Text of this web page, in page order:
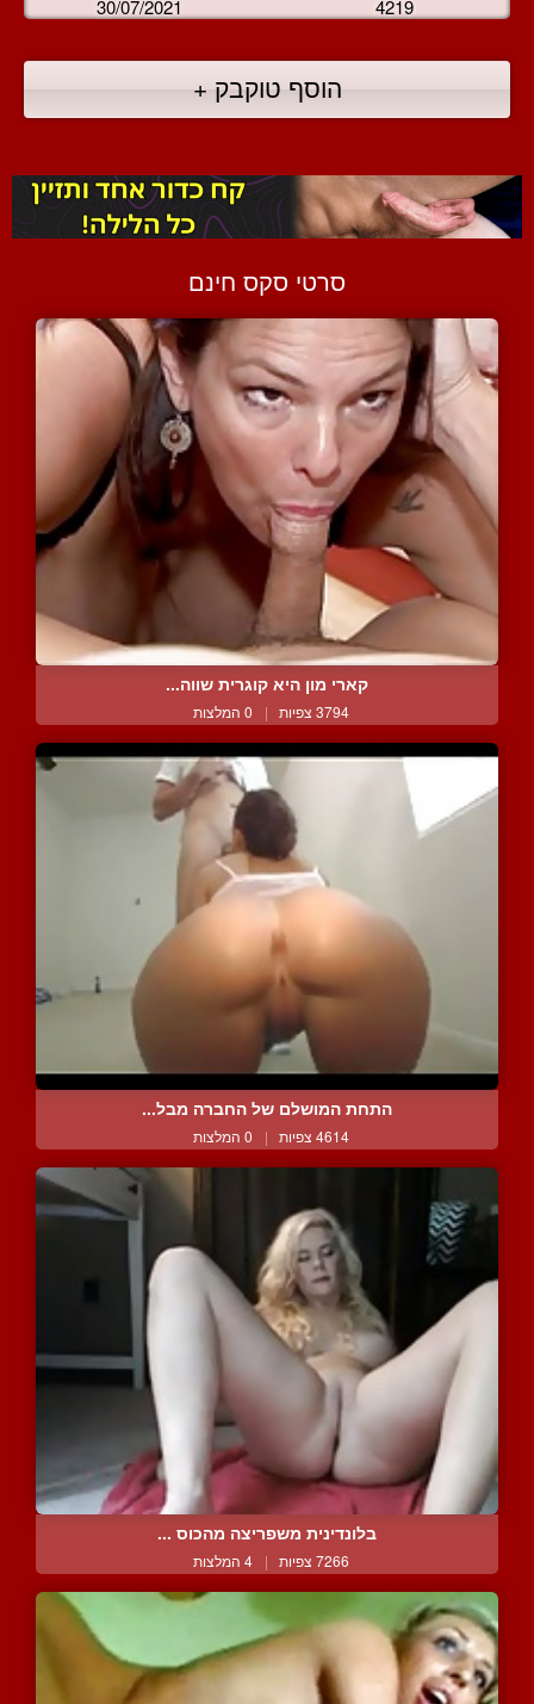
30/07/2021 4219
הוסף טוקבק +
סרטי סקס חינם
קארי מון היא קוגרית שווה...
3794 צפיות | 0 המלצות
התחת המושלם של החברה מבל...
4614 צפיות | 0 המלצות
בלונדינית משפריצה מהכוס ...
7266 צפיות | 4 המלצות